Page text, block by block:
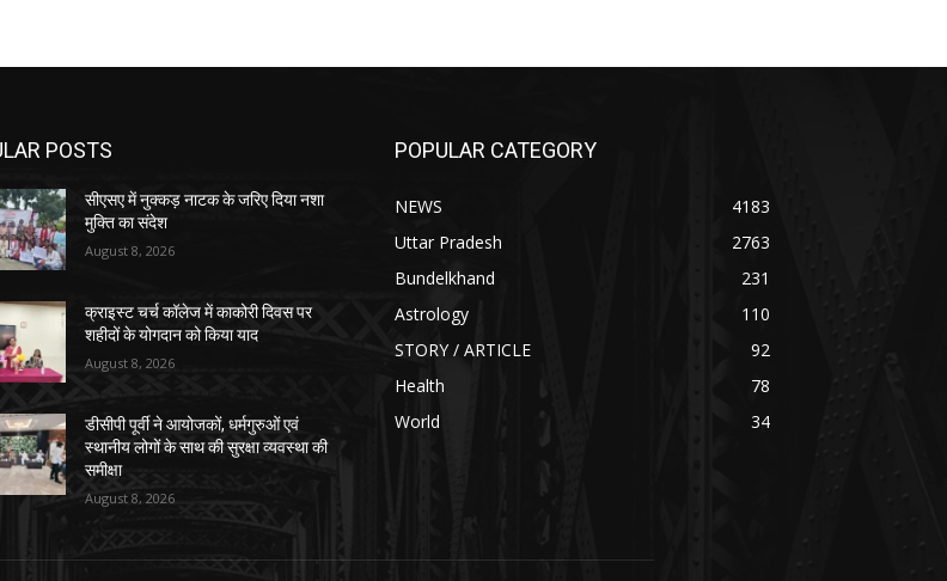
POSTS
सीएसए में नुक्कड़ नाटक के जरिए दिया नशा
मुक्ति का संदेश
August 8, 2026
क्राइस्ट चर्च कॉलेज में काकोरी दिवस पर
शहीदों के योगदान को किया याद
August 8, 2026
डीसीपी पूर्वी ने आयोजकों, धर्मगुरुओं एवं
स्थानीय लोगों के साथ की सुरक्षा व्यवस्था की
समीक्षा
August 8, 2026
POPULAR CATEGORY
NEWS
4183
Uttar Pradesh
2763
Bundelkhand
231
Astrology
110
STORY / ARTICLE
92
Health
78
World
34